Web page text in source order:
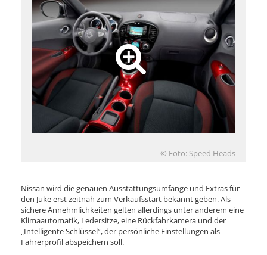
© Foto: Speed Heads
Nissan wird die genauen Ausstattungsumfänge und Extras für
den Juke erst zeitnah zum Verkaufsstart bekannt geben. Als
sichere Annehmlichkeiten gelten allerdings unter anderem eine
Klimaautomatik, Ledersitze, eine Rückfahrkamera und der
„Intelligente Schlüssel“, der persönliche Einstellungen als
Fahrerprofil abspeichern soll.